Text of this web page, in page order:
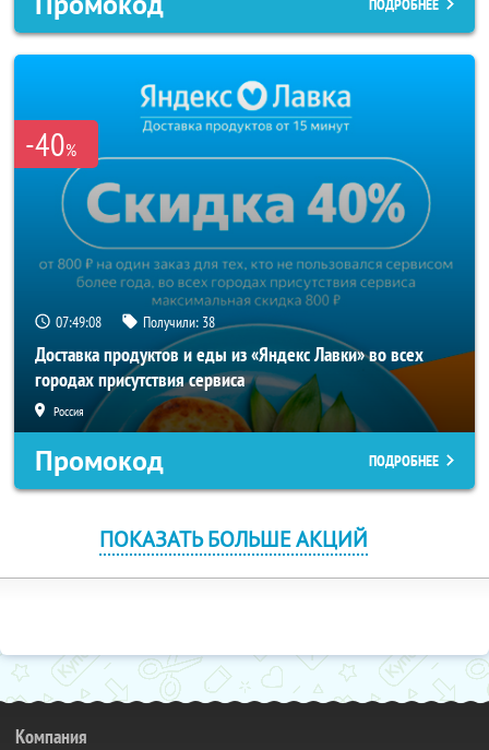
ПОДРОБНЕЕ
-40%
07:49:08 Получили: 38
Доставка продуктов и еды из «Яндекс Лавки» во всех
городах присутствия сервиса
Россия
Промокод ПОДРОБНЕЕ
ПОКАЗАТЬ БОЛЬШЕ АКЦИЙ
Компания